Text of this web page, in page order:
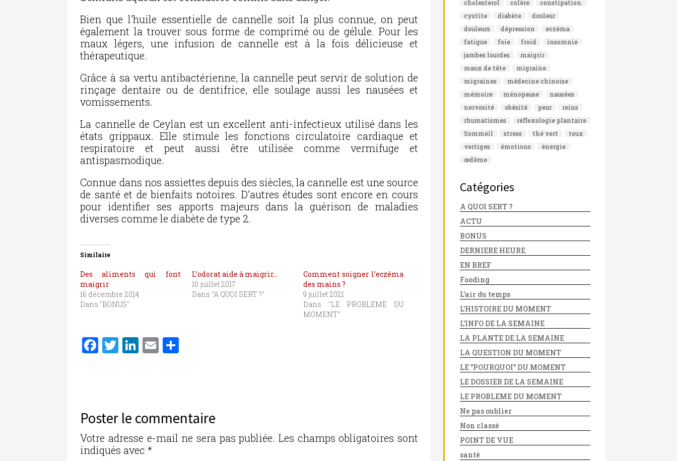
Bien que l’huile essentielle de cannelle soit la plus connue, on peut
également la trouver sous forme de comprimé ou de gélule. Pour les
maux légers, une infusion de cannelle est à la fois délicieuse et
thérapeutique.
Grâce à sa vertu antibactérienne, la cannelle peut servir de solution de
rinçage dentaire ou de dentifrice, elle soulage aussi les nausées et
vomissements.
La cannelle de Ceylan est un excellent anti-infectieux utilisé dans les
états grippaux. Elle stimule les fonctions circulatoire cardiaque et
respiratoire et peut aussi être utilisée comme vermifuge et
antispasmodique.
Connue dans nos assiettes depuis des siècles, la cannelle est une source
de santé et de bienfaits notoires. D’autres études sont encore en cours
pour identifier ses apports majeurs dans la guérison de maladies
diverses comme le diabète de type 2.
Similaire
Des aliments qui font
maigrir
16 décembre 2014
Dans "BONUS"
L’odorat aide à maigrir…
10 juillet 2017
Dans "A QUOI SERT ?"
Comment soigner l’eczéma
des mains ?
9 juillet 2021
Dans "LE PROBLEME DU
MOMENT"
F
b
o
o
T
r
Li
n
E
er
Poster le commentaire
Votre adresse e-mail ne sera pas publiée. Les champs obligatoires sont
indiqués avec*
cholesterol
colère
constipation.
cystite
diabète
douleur
douleurs
dépression
eczéma
fatigue
foie froid
insomnie
jambes lourdes
maigrir
maux de tête
migraine
migraines
médecine chinoise
mémoire
ménopause
nausées
nervosité
obésité peur
reins
rhumatismes
réflexologie plantaire
Sommeil
stress thé vert
toux
vertiges
émotions
énergie
œdème
Catégories
A QUOI SERT ?
ACTU
BONUS
DERNIERE HEURE
EN BREF
Fooding
L'air du temps
L'HISTOIRE DU MOMENT
L'INFO DE LA SEMAINE
LA PLANTE DE LA SEMAINE
LA QUESTION DU MOMENT
LE "POURQUOI" DU MOMENT
LE DOSSIER DE LA SEMAINE
LE PROBLEME DU MOMENT
Ne pas oublier
Non classé
POINT DE VUE
santé